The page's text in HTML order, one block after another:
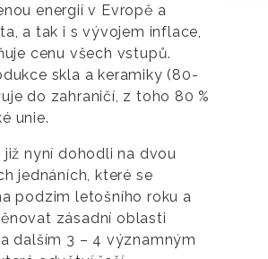
energií v Evropě a
a tak i s vývojem inflace,
cenu všech vstupů.
skla a keramiky (80-
do zahraničí, z toho 80 %
unie.
již nyní dohodli na dvou
jednáních, které se
podzim letošního roku a
zásadní oblasti
dalším 3 – 4 významným